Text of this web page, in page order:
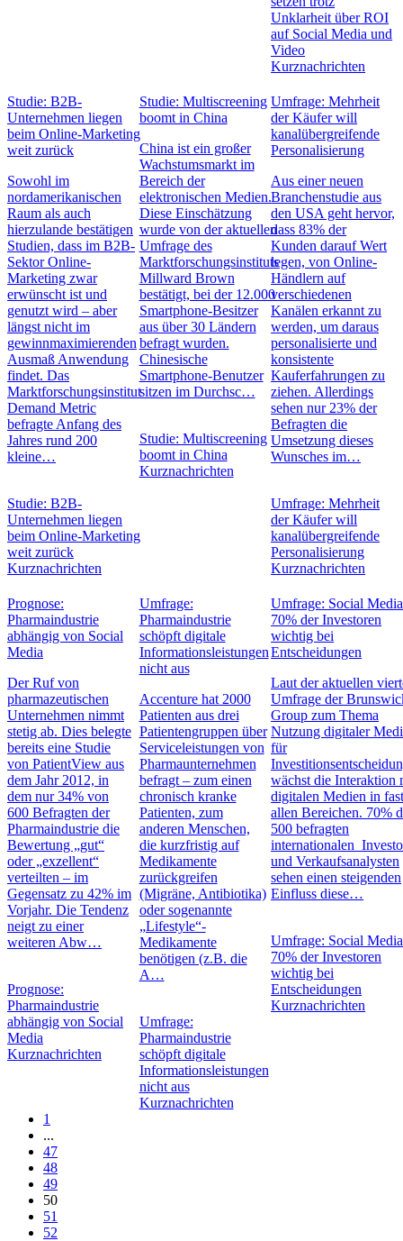
Unklarheit über ROI
auf Social Media und
Video
Kurznachrichten
Studie: B2B-
Unternehmen liegen
beim Online-Marketing
weit zurück
Sowohl im
nordamerikanischen
Raum als auch
hierzulande bestätigen
Studien, dass im B2B-
Sektor Online-
Marketing zwar
erwünscht ist und
genutzt wird – aber
längst nicht im
gewinnmaximierenden
Ausmaß Anwendung
findet. Das
Marktforschungsinstitut
Demand Metric
befragte Anfang des
Jahres rund 200
kleine…
Studie: B2B-
Unternehmen liegen
beim Online-Marketing
weit zurück
Kurznachrichten
Studie: Multiscreening
boomt in China
China ist ein großer
Wachstumsmarkt im
Bereich der
elektronischen Medien.
Diese Einschätzung
wurde von der aktuellen
Umfrage des
Marktforschungsinstituts
Millward Brown
bestätigt, bei der 12.000
Smartphone-Besitzer
aus über 30 Ländern
befragt wurden.
Chinesische
Smartphone-Benutzer
sitzen im Durchsc…
Studie: Multiscreening
boomt in China
Kurznachrichten
Umfrage: Mehrheit
der Käufer will
kanalübergreifende
Personalisierung
Aus einer neuen
Branchenstudie aus
den USA geht hervor,
dass 83% der
Kunden darauf Wert
legen, von Online-
Händlern auf
verschiedenen
Kanälen erkannt zu
werden, um daraus
personalisierte und
konsistente
Kauferfahrungen zu
ziehen. Allerdings
sehen nur 23% der
Befragten die
Umsetzung dieses
Wunsches im…
Umfrage: Mehrheit
der Käufer will
kanalübergreifende
Personalisierung
Kurznachrichten
Prognose:
Pharmaindustrie
abhängig von Social
Media
Der Ruf von
pharmazeutischen
Unternehmen nimmt
stetig ab. Dies belegte
bereits eine Studie
von PatientView aus
dem Jahr 2012, in
dem nur 34% von
600 Befragten der
Pharmaindustrie die
Bewertung „gut“
oder „exzellent“
verteilten – im
Gegensatz zu 42% im
Vorjahr. Die Tendenz
neigt zu einer
weiteren Abw…
Prognose:
Pharmaindustrie
abhängig von Social
Media
Kurznachrichten
Umfrage:
Pharmaindustrie
schöpft digitale
Informationsleistungen
nicht aus
Accenture hat 2000
Patienten aus drei
Patientengruppen über
Serviceleistungen von
Pharmaunternehmen
befragt – zum einen
chronisch kranke
Patienten, zum
anderen Menschen,
die kurzfristig auf
Medikamente
zurückgreifen
(Migräne, Antibiotika)
oder sogenannte
„Lifestyle“-
Medikamente
benötigen (z.B. die
A…
Umfrage:
Pharmaindustrie
schöpft digitale
Informationsleistungen
nicht aus
Kurznachrichten
Umfrage: Social
70% der Investoren
wichtig bei
Entscheidungen
Laut der aktuellen
Umfrage der
Group zum Thema
Nutzung digitaler
für
wächst die Interaktion
digitalen Medien in
allen Bereichen. 70%
500 befragten
internationalen
und Verkaufsanalysten
sehen einen steigenden
Einfluss diese…
Umfrage: Social
70% der Investoren
wichtig bei
Entscheidungen
Kurznachrichten
1
...
47
48
49
50
51
52